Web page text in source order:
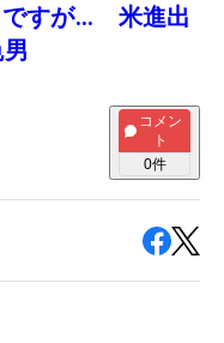
ですが… 米進出
コメン
ト
0件